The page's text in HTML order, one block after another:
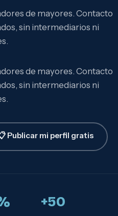
de mayores. Contacto
sin intermediarios ni
de mayores. Contacto
sin intermediarios ni
Publicar mi perfil gratis
+50